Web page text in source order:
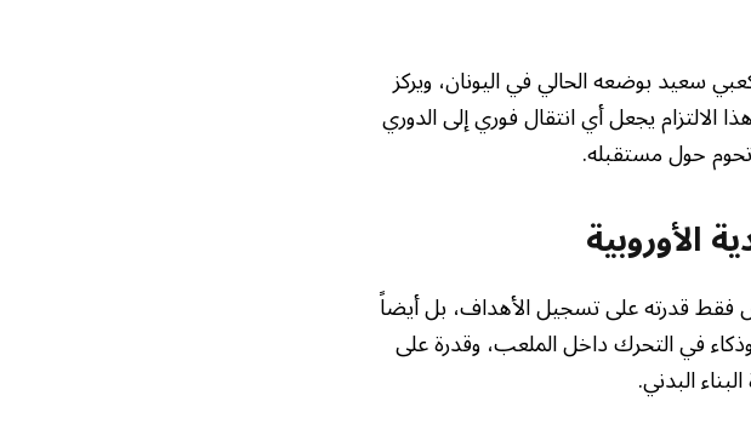
سعيد بوضعه الحالي في اليونان، ويركز
الالتزام يجعل أي انتقال فوري إلى الدوري
حول مستقبله.
الأوروبية
فقط قدرته على تسجيل الأهداف، بل أيضاً
في التحرك داخل الملعب، وقدرة على
البدني.